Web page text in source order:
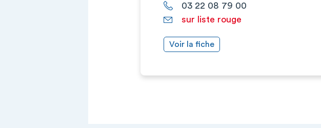
03 22 08 79 00
sur liste rouge
Voir la fiche